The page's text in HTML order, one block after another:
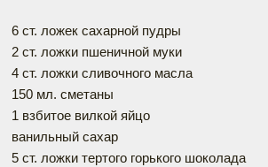
6 ст. ложек сахарной пудры
2 ст. ложки пшеничной муки
4 ст. ложки сливочного масла
150 мл. сметаны
1 взбитое вилкой яйцо
ванильный сахар
5 ст. ложки тертого горького шоколада